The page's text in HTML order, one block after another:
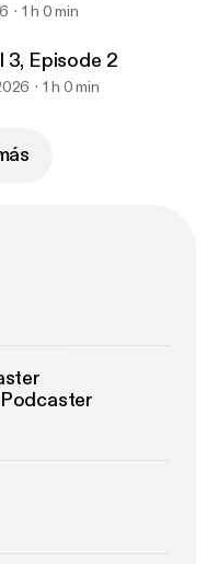
1 h 0 min
Episode 2
1 h 0 min